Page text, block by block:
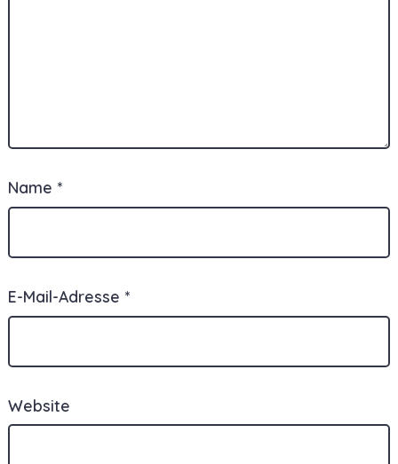
Name *
E-Mail-Adresse *
Website